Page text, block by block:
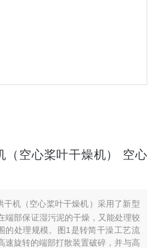
（空心桨叶干燥机） 空心
干机（空心桨叶干燥机）采用了新型
端部保证湿污泥的干燥，又能处理较
的处理规模。图1是转简干澡工艺流
速旋转的端部打散装置破碎，并与高